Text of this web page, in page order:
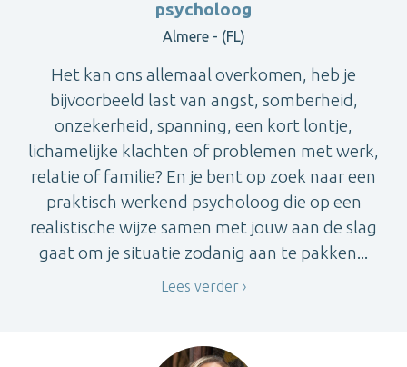
psycholoog
Almere - (FL)
Het kan ons allemaal overkomen, heb je
bijvoorbeeld last van angst, somberheid,
onzekerheid, spanning, een kort lontje,
lichamelijke klachten of problemen met werk,
relatie of familie? En je bent op zoek naar een
praktisch werkend psycholoog die op een
realistische wijze samen met jouw aan de slag
gaat om je situatie zodanig aan te pakken...
Lees verder